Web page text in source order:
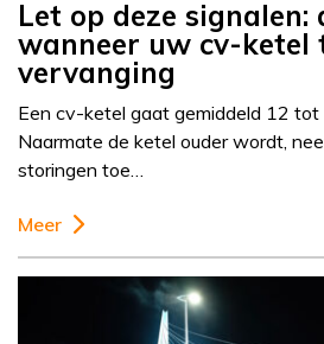
Let op deze signalen:
wanneer uw cv-ketel
vervanging
Een cv-ketel gaat gemiddeld 12 tot
Naarmate de ketel ouder wordt,
storingen toe…
Meer